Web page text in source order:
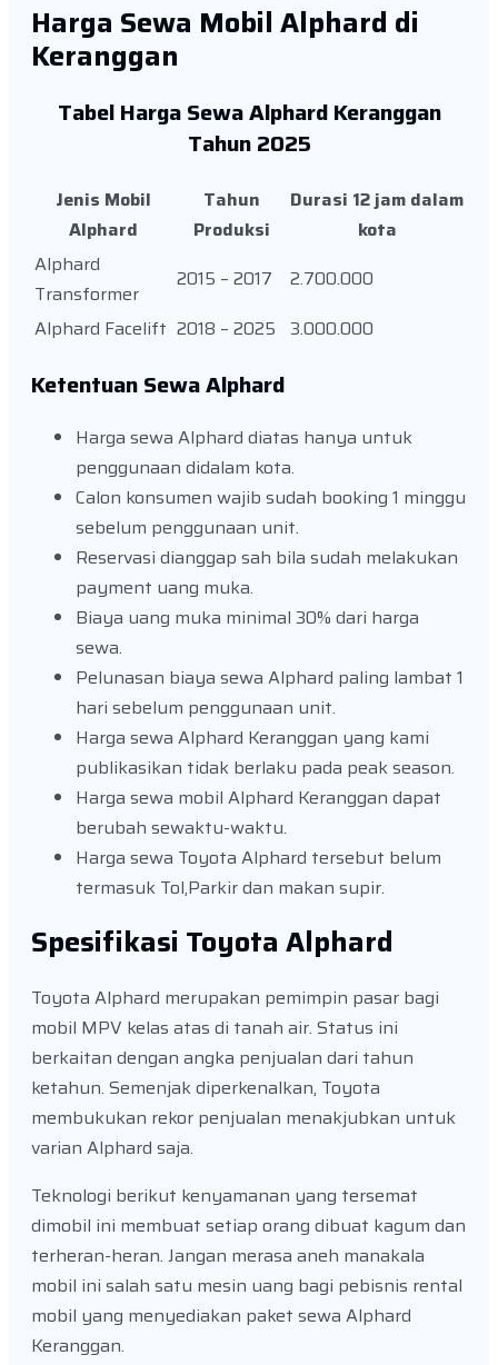
Harga Sewa Mobil Alphard di
Keranggan
Tabel Harga Sewa Alphard Keranggan
Tahun 2025
Jenis Mobil
Alphard
Tahun
Produksi
Durasi 12 jam dalam
kota
Alphard
Transformer
2015 – 2017
2.700.000
Alphard Facelift 2018 – 2025 3.000.000
Ketentuan Sewa Alphard
Harga sewa Alphard diatas hanya untuk
penggunaan didalam kota.
Calon konsumen wajib sudah booking 1 minggu
sebelum penggunaan unit.
Reservasi dianggap sah bila sudah melakukan
payment uang muka.
Biaya uang muka minimal 30% dari harga
sewa.
Pelunasan biaya sewa Alphard paling lambat 1
hari sebelum penggunaan unit.
Harga sewa Alphard Keranggan yang kami
publikasikan tidak berlaku pada peak season.
Harga sewa mobil Alphard Keranggan dapat
berubah sewaktu-waktu.
Harga sewa Toyota Alphard tersebut belum
termasuk Tol,Parkir dan makan supir.
Spesifikasi Toyota Alphard
Toyota Alphard merupakan pemimpin pasar bagi
mobil MPV kelas atas di tanah air. Status ini
berkaitan dengan angka penjualan dari tahun
ketahun. Semenjak diperkenalkan, Toyota
membukukan rekor penjualan menakjubkan untuk
varian Alphard saja.
Teknologi berikut kenyamanan yang tersemat
dimobil ini membuat setiap orang dibuat kagum dan
terheran-heran. Jangan merasa aneh manakala
mobil ini salah satu mesin uang bagi pebisnis rental
mobil yang menyediakan paket sewa Alphard
Keranggan.